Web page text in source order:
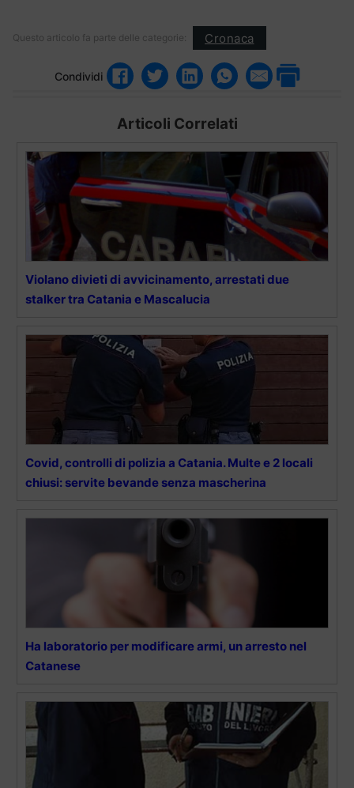
Questo articolo fa parte delle categorie: Cronaca
Condividi
Articoli Correlati
Violano divieti di avvicinamento, arrestati due
stalker tra Catania e Mascalucia
Covid, controlli di polizia a Catania. Multe e 2 locali
chiusi: servite bevande senza mascherina
Ha laboratorio per modificare armi, un arresto nel
Catanese